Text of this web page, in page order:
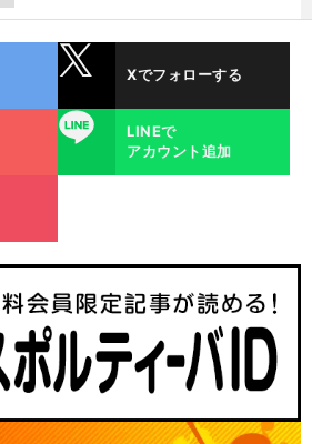
Xでフォローする
LINE
LINEで
アカウント追加